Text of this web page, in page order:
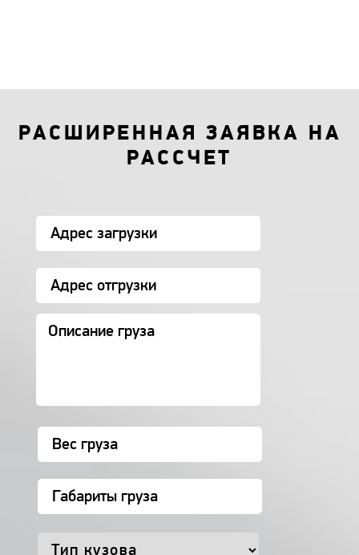
РАСШИРЕННАЯ ЗАЯВКА НА
РАССЧЕТ